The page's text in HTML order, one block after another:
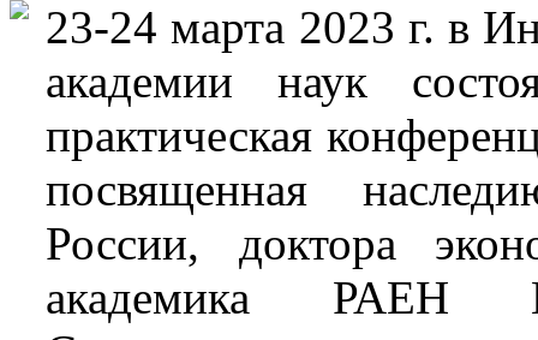
23-24 марта 2023 г. в
академии наук
практическая
посвященная
России, доктора
академика РАЕН